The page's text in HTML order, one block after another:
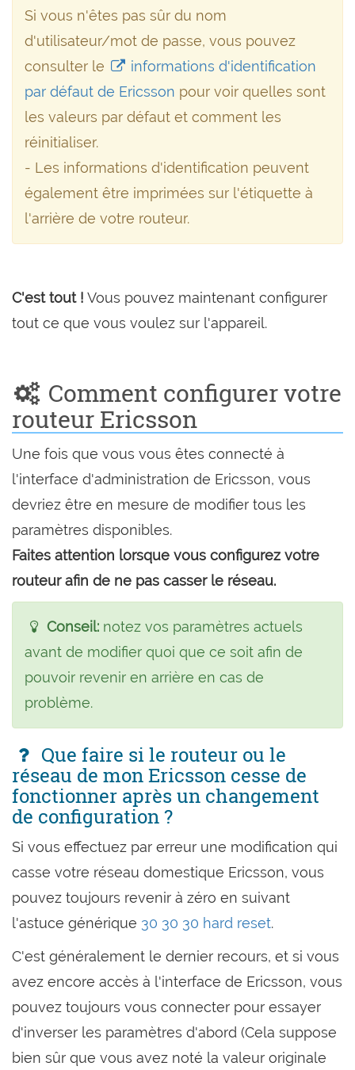
Si vous n'êtes pas sûr du nom
d'utilisateur/mot de passe, vous pouvez
consulter le
informations d'identification
par défaut de Ericsson pour voir quelles sont
les valeurs par défaut et comment les
réinitialiser.
- Les informations d'identification peuvent
également être imprimées sur l'étiquette à
l'arrière de votre routeur.
C'est tout ! Vous pouvez maintenant configurer
tout ce que vous voulez sur l'appareil.
Comment configurer votre
routeur Ericsson
Une fois que vous vous êtes connecté à
l'interface d'administration de Ericsson, vous
devriez être en mesure de modifier tous les
paramètres disponibles.
Faites attention lorsque vous configurez votre
routeur afin de ne pas casser le réseau.
Conseil: notez vos paramètres actuels
avant de modifier quoi que ce soit afin de
pouvoir revenir en arrière en cas de
problème.
Que faire si le routeur ou le
réseau de mon Ericsson cesse de
fonctionner après un changement
de configuration ?
Si vous effectuez par erreur une modification qui
casse votre réseau domestique Ericsson, vous
pouvez toujours revenir à zéro en suivant
l'astuce générique 30 30 30 hard reset.
C'est généralement le dernier recours, et si vous
avez encore accès à l'interface de Ericsson, vous
pouvez toujours vous connecter pour essayer
d'inverser les paramètres d'abord (Cela suppose
bien sûr que vous avez noté la valeur originale